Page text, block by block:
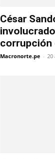
César
corrupción
Macronorte.pe - 20